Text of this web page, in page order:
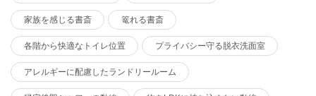
家族を感じる書斎 篭れる書斎
各階から快適なトイレ位置 プライバシー守る脱衣洗面室
アレルギーに配慮したランドリールーム